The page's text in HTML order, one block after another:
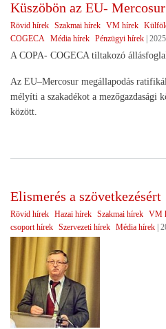
Küszöbön az EU-
Rövid hírek Szakmai hírek VM hírek
COGECA
Média hírek Pénzügyi hírek |
A COPA- COGECA tiltakozó
Az EU–Mercosur megállapodás
mélyíti a szakadékot a mezőgazdasági
között.
Elismerés a szövetkezésért
Rövid hírek Hazai hírek Szakmai hírek VM
csoport hírek Szervezeti hírek Média hírek